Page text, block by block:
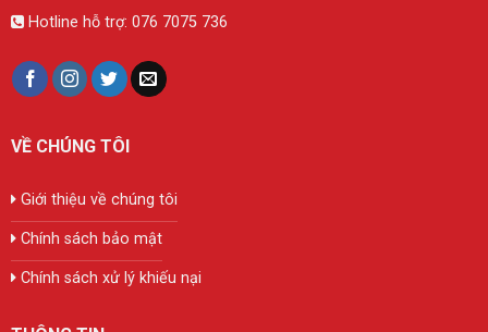
Hotline hỗ trợ: 076 7075 736
VỀ CHÚNG TÔI
Giới thiệu về chúng tôi
Chính sách bảo mật
Chính sách xử lý khiếu nại